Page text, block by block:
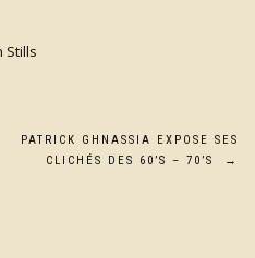
Stills
PATRICK GHNASSIA EXPOSE SES
CLICHÉS DES 60’S – 70’S
→